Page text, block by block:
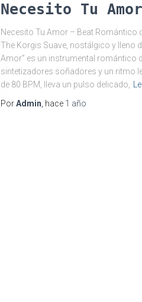
Necesito Tu Amor
Necesito Tu Amor – Beat Romántico
The Korgis Suave, nostálgico y lleno
Amor” es un instrumental romántico
sintetizadores soñadores y un ritmo
de 80 BPM, lleva un pulso delicado,
PorAdmin , hace 1 año